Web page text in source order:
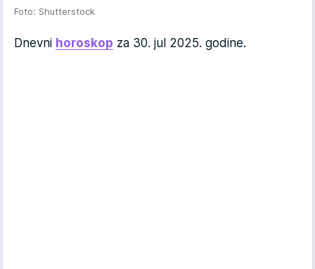
Foto: Shutterstock
Dnevni horoskop za 30. jul 2025. godine.